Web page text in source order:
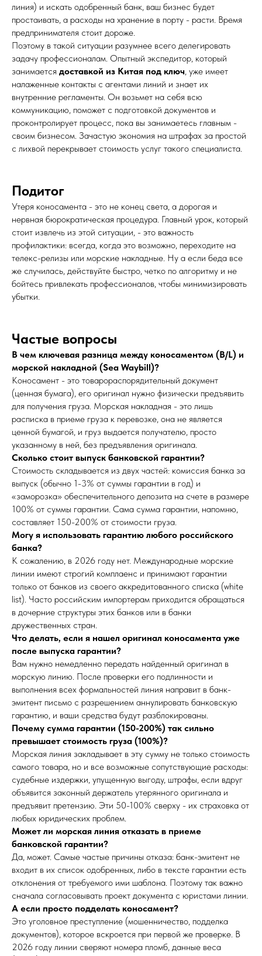
линия) и искать одобренный банк, ваш бизнес будет
простаивать, а расходы на хранение в порту - расти. Время
предпринимателя стоит дороже.
Поэтому в такой ситуации разумнее всего делегировать
задачу профессионалам. Опытный экспедитор, который
занимается доставкой из Китая под ключ , уже имеет
налаженные контакты с агентами линий и знает их
внутренние регламенты. Он возьмет на себя всю
коммуникацию, поможет с подготовкой документов и
проконтролирует процесс, пока вы занимаетесь главным -
своим бизнесом. Зачастую экономия на штрафах за простой
с лихвой перекрывает стоимость услуг такого специалиста.
Подитог
Утеря коносамента - это не конец света, а дорогая и
нервная бюрократическая процедура. Главный урок, который
стоит извлечь из этой ситуации, - это важность
профилактики: всегда, когда это возможно, переходите на
телекс-релизы или морские накладные. Ну а если беда все
же случилась, действуйте быстро, четко по алгоритму и не
бойтесь привлекать профессионалов, чтобы минимизировать
убытки.
Частые вопросы
В чем ключевая разница между коносаментом (B/L) и
морской накладной (Sea Waybill)?
Коносамент - это товарораспорядительный документ
(ценная бумага), его оригинал нужно физически предъявить
для получения груза. Морская накладная - это лишь
расписка в приеме груза к перевозке, она не является
ценной бумагой, и груз выдается получателю, просто
указанному в ней, без предъявления оригинала.
Сколько стоит выпуск банковской гарантии?
Стоимость складывается из двух частей: комиссия банка за
выпуск (обычно 1-3% от суммы гарантии в год) и
«заморозка» обеспечительного депозита на счете в размере
100% от суммы гарантии. Сама сумма гарантии, напомню,
составляет 150-200% от стоимости груза.
Могу я использовать гарантию любого российского
банка?
К сожалению, в 2026 году нет. Международные морские
линии имеют строгий комплаенс и принимают гарантии
только от банков из своего аккредитованного списка (white
list). Часто российским импортерам приходится обращаться
в дочерние структуры этих банков или в банки
дружественных стран.
Что делать, если я нашел оригинал коносамента уже
после выпуска гарантии?
Вам нужно немедленно передать найденный оригинал в
морскую линию. После проверки его подлинности и
выполнения всех формальностей линия направит в банк-
эмитент письмо с разрешением аннулировать банковскую
гарантию, и ваши средства будут разблокированы.
Почему сумма гарантии (150-200%) так сильно
превышает стоимость груза (100%)?
Морская линия закладывает в эту сумму не только стоимость
самого товара, но и все возможные сопутствующие расходы:
судебные издержки, упущенную выгоду, штрафы, если вдруг
объявится законный держатель утерянного оригинала и
предъявит претензию. Эти 50-100% сверху - их страховка от
любых юридических проблем.
Может ли морская линия отказать в приеме
банковской гарантии?
Да, может. Самые частые причины отказа: банк-эмитент не
входит в их список одобренных, либо в тексте гарантии есть
отклонения от требуемого ими шаблона. Поэтому так важно
сначала согласовывать проект документа с юристами линии.
А если просто подделать коносамент?
Это уголовное преступление (мошенничество, подделка
документов), которое вскроется при первой же проверке. В
2026 году линии сверяют номера пломб, данные веса